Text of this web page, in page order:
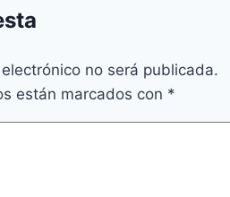
no será publicada.
están marcados con *